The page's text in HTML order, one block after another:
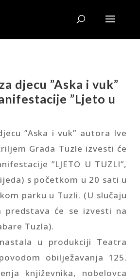
djecu ”Aska i vuk”
”Ljeto u
”Aska i vuk” autora Ive
Grada Tuzle izvesti će
”LJETO U TUZLI”,
s početkom u 20 sati u
parku u Tuzli. (U slučaju
predstava će se izvesti na
Tuzla).
u produkciji Teatra
obilježavanja 125.
književnika, nobelovca